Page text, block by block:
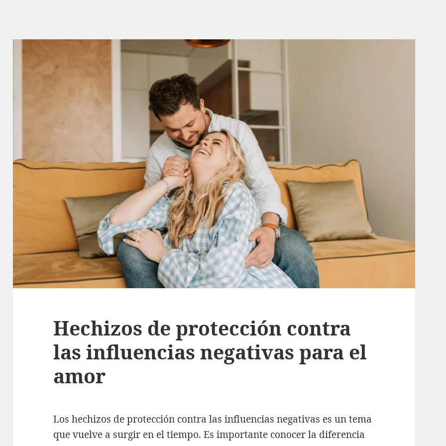
Hechizos de protección contra
las influencias negativas para el
amor
Los hechizos de protección contra las influencias negativas es un tema
que vuelve a surgir en el tiempo. Es importante conocer la diferencia